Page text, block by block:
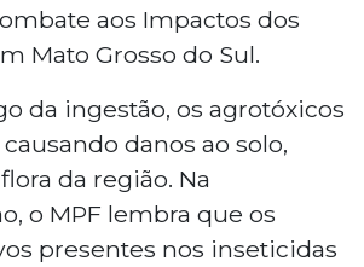
aos Impactos dos
Mato Grosso do Sul.
da ingestão, os agrotóxicos
danos ao solo,
da região. Na
o MPF lembra que os
presentes nos inseticidas